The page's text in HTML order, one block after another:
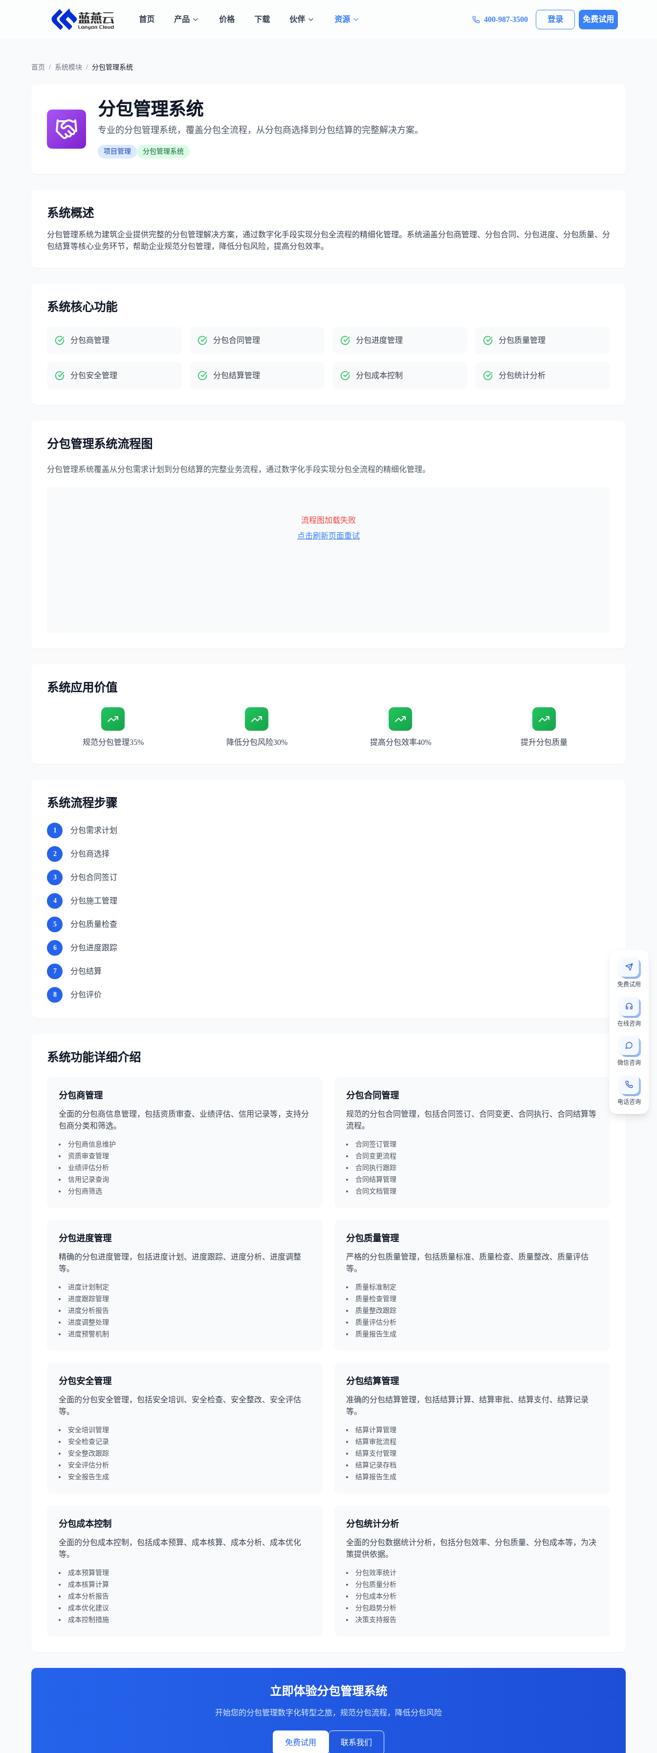
首页 产品 价格 下载 伙伴 资源 400-987-3500 登录 免费试用
免费试用
在线咨询
微信咨询
电话咨询
首页 / 系统模块 / 分包管理系统
分包管理系统
专业的分包管理系统，覆盖分包全流程，从分包商选择到分包结算的完整解决方案。
项目管理 分包管理系统
系统概述
分包管理系统为建筑企业提供完整的分包管理解决方案，通过数字化手段实现分包全流程的精细化管理。系统涵盖分包商管理、分包合同、分包进度、分包质量、分
包结算等核心业务环节，帮助企业规范分包管理，降低分包风险，提高分包效率。
系统核心功能
分包商管理 分包合同管理 分包进度管理 分包质量管理
分包安全管理 分包结算管理 分包成本控制 分包统计分析
分包管理系统流程图
分包管理系统覆盖从分包需求计划到分包结算的完整业务流程，通过数字化手段实现分包全流程的精细化管理。
流程图加载失败
点击刷新页面重试
系统应用价值
规范分包管理35% 降低分包风险30% 提高分包效率40% 提升分包质量
系统流程步骤
1 分包需求计划
2 分包商选择
3 分包合同签订
4 分包施工管理
5 分包质量检查
6 分包进度跟踪
7 分包结算
8 分包评价
系统功能详细介绍
分包商管理
全面的分包商信息管理，包括资质审查、业绩评估、信用记录等，支持分
包商分类和筛选。
分包商信息维护
资质审查管理
业绩评估分析
信用记录查询
分包商筛选
分包合同管理
规范的分包合同管理，包括合同签订、合同变更、合同执行、合同结算等
流程。
合同签订管理
合同变更流程
合同执行跟踪
合同结算管理
合同文档管理
分包进度管理
精确的分包进度管理，包括进度计划、进度跟踪、进度分析、进度调整
等。
进度计划制定
进度跟踪管理
进度分析报告
进度调整处理
进度预警机制
分包质量管理
严格的分包质量管理，包括质量标准、质量检查、质量整改、质量评估
等。
质量标准制定
质量检查管理
质量整改跟踪
质量评估分析
质量报告生成
分包安全管理
全面的分包安全管理，包括安全培训、安全检查、安全整改、安全评估
等。
安全培训管理
安全检查记录
安全整改跟踪
安全评估分析
安全报告生成
分包结算管理
准确的分包结算管理，包括结算计算、结算审批、结算支付、结算记录
等。
结算计算管理
结算审批流程
结算支付管理
结算记录存档
结算报告生成
分包成本控制
全面的分包成本控制，包括成本预算、成本核算、成本分析、成本优化
等。
成本预算管理
成本核算计算
成本分析报告
成本优化建议
成本控制措施
分包统计分析
全面的分包数据统计分析，包括分包效率、分包质量、分包成本等，为决
策提供依据。
分包效率统计
分包质量分析
分包成本分析
分包趋势分析
决策支持报告
立即体验分包管理系统
开始您的分包管理数字化转型之旅，规范分包流程，降低分包风险
免费试用 联系我们